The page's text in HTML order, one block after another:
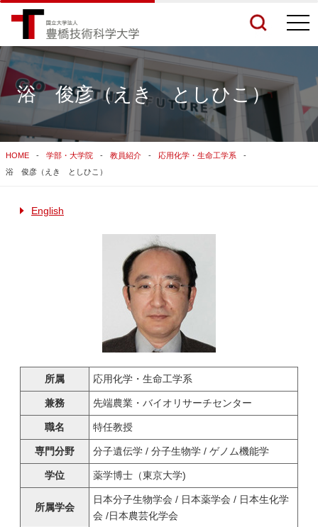
検索結果をもっと見る
浴 俊彦（えき としひこ）
HOME 学部・大学院 教員紹介
応用化学・生命工学系
浴 俊彦（えき としひこ）
English
所属 応用化学・生命工学系
兼務 先端農業・バイオリサーチセンター
職名 特任教授
専門分野 分子遺伝学 / 分子生物学 / ゲノム機能学
学位 薬学博士（東京大学)
所属学会
日本分子生物学会 / 日本薬学会 / 日本生化学
会 /日本農芸化学会